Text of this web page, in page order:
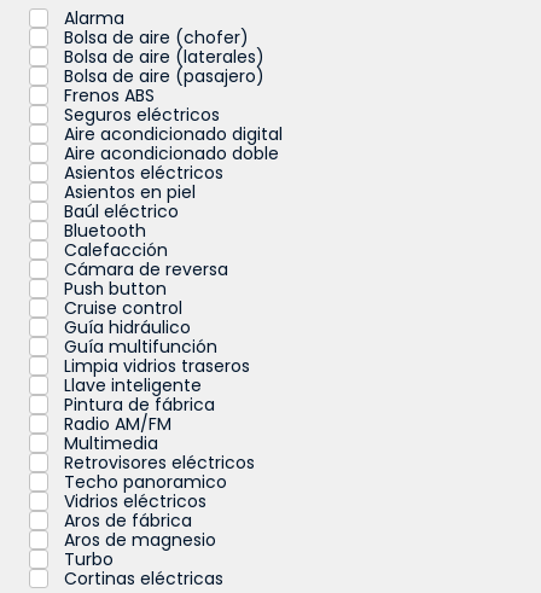
Alarma
Bolsa de aire (chofer)
Bolsa de aire (laterales)
Bolsa de aire (pasajero)
Frenos ABS
Seguros eléctricos
Aire acondicionado digital
Aire acondicionado doble
Asientos eléctricos
Asientos en piel
Baúl eléctrico
Bluetooth
Calefacción
Cámara de reversa
Push button
Cruise control
Guía hidráulico
Guía multifunción
Limpia vidrios traseros
Llave inteligente
Pintura de fábrica
Radio AM/FM
Multimedia
Retrovisores eléctricos
Techo panoramico
Vidrios eléctricos
Aros de fábrica
Aros de magnesio
Turbo
Cortinas eléctricas